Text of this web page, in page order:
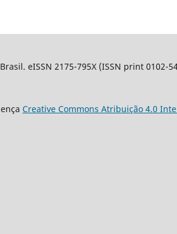
eISSN 2175-795X (ISSN print 0102-
Creative Commons Atribuição 4.0